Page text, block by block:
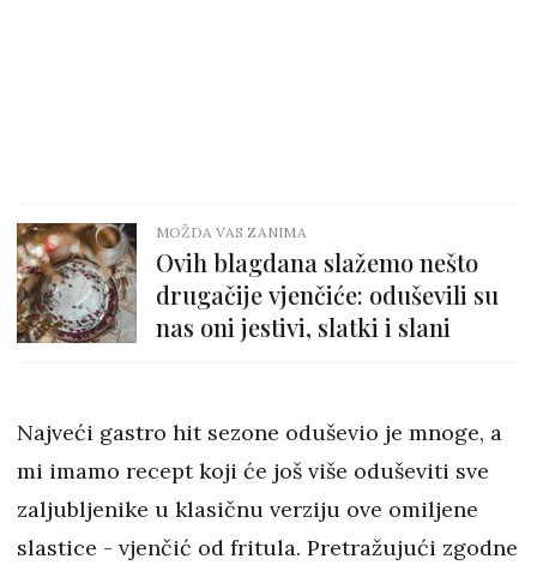
MOŽDA VAS ZANIMA
Ovih blagdana slažemo nešto
drugačije vjenčiće: oduševili su
nas oni jestivi, slatki i slani
Najveći gastro hit sezone oduševio je mnoge, a
mi imamo recept koji će još više oduševiti sve
zaljubljenike u klasičnu verziju ove omiljene
slastice - vjenčić od fritula. Pretražujući zgodne